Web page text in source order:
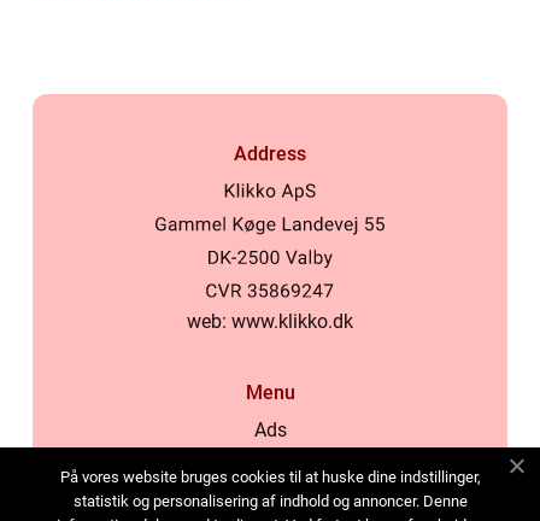
Address
web: www.klikko.dk
Menu
Ads
Cookies
På vores website bruges cookies til at huske dine indstillinger,
statistik og personalisering af indhold og annoncer. Denne